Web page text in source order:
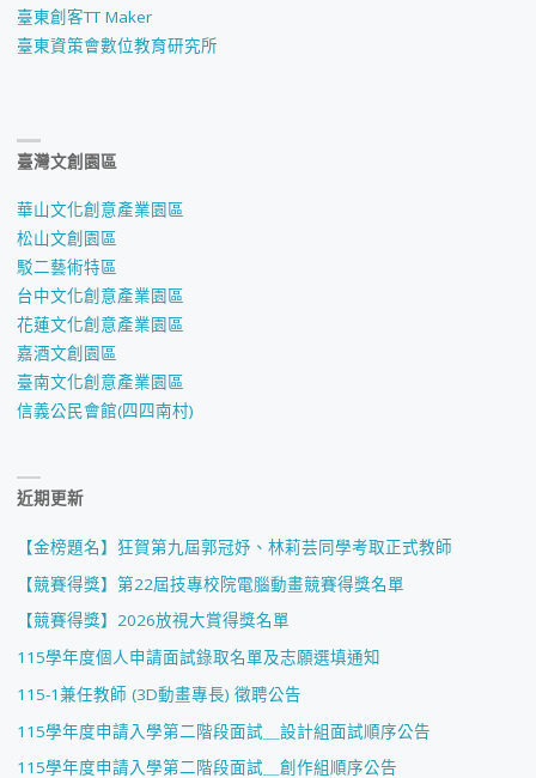
臺東創客TT Maker
臺東資策會數位教育研究所
臺灣文創園區
華山文化創意產業園區
松山文創園區
駁二藝術特區
台中文化創意產業園區
花蓮文化創意產業園區
嘉酒文創園區
臺南文化創意產業園區
信義公民會館(四四南村)
近期更新
【金榜題名】狂賀第九屆郭冠妤、林莉芸同學考取正式教師
【競賽得獎】第22屆技專校院電腦動畫競賽得獎名單
【競賽得獎】2026放視大賞得獎名單
115學年度個人申請面試錄取名單及志願選填通知
115-1兼任教師 (3D動畫專長) 徵聘公告
115學年度申請入學第二階段面試＿設計組面試順序公告
115學年度申請入學第二階段面試＿創作組順序公告